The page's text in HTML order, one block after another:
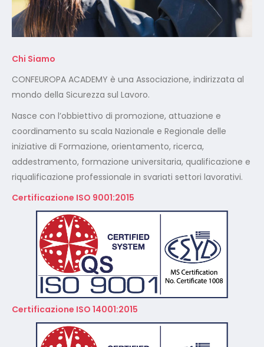
Chi Siamo
CONFEUROPA ACADEMY è una Associazione, indirizzata al
mondo della Sicurezza sul Lavoro.
Nasce con l’obbiettivo di promozione, attuazione e
coordinamento su scala Nazionale e Regionale delle
iniziative di Formazione, orientamento, ricerca,
addestramento, formazione universitaria, qualificazione e
riqualificazione professionale in svariati settori lavorativi.
Certificazione ISO 9001:2015
Certificazione ISO 14001:2015